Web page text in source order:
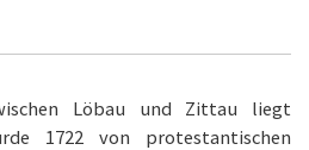
Löbau und Zittau liegt
1722 von protestantischen